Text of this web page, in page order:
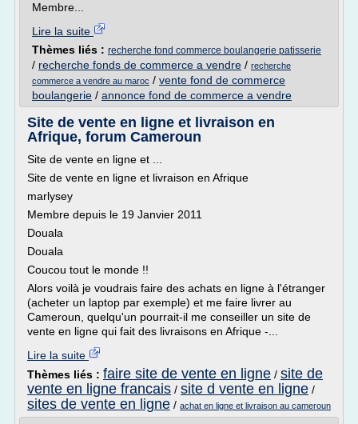
Membre...
Lire la suite
Thèmes liés : recherche fond commerce boulangerie patisserie
/ recherche fonds de commerce a vendre / recherche
commerce a vendre au maroc / vente fond de commerce
boulangerie / annonce fond de commerce a vendre
Site de vente en ligne et livraison en
Afrique, forum Cameroun
Site de vente en ligne et ...
Site de vente en ligne et livraison en Afrique
marlysey
Membre depuis le 19 Janvier 2011
Douala
Douala
Coucou tout le monde !!
Alors voilà je voudrais faire des achats en ligne à l'étranger
(acheter un laptop par exemple) et me faire livrer au
Cameroun, quelqu'un pourrait-il me conseiller un site de
vente en ligne qui fait des livraisons en Afrique -...
Lire la suite
Thèmes liés : faire site de vente en ligne / site de
vente en ligne francais / site d vente en ligne /
sites de vente en ligne / achat en ligne et livraison au cameroun